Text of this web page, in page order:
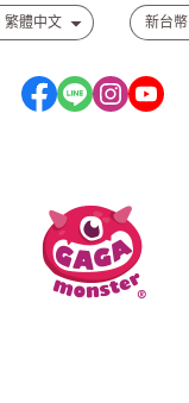
繁體中文 新台幣